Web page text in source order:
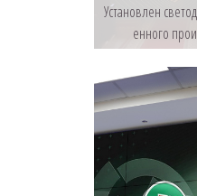
Установлен
енного